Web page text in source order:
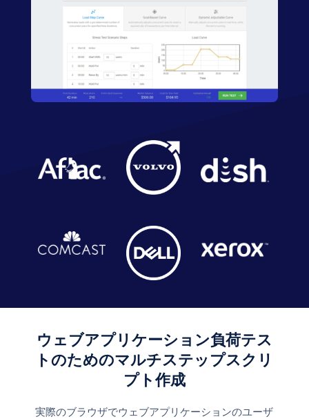
ウェブアプリケーション負荷テス
トのためのマルチステップスクリ
プト作成
実際のブラウザでウェブアプリケーションのユーザ